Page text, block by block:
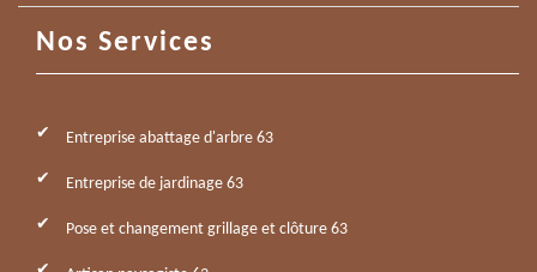
Nos Services
Entreprise abattage d'arbre 63
Entreprise de jardinage 63
Pose et changement grillage et clôture 63